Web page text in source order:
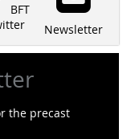
BFT
Newsletter
the precast